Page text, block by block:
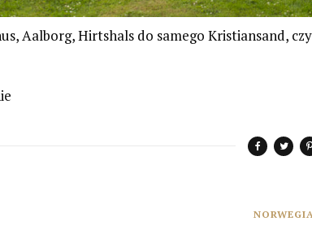
Aalborg, Hirtshals do samego Kristiansand,